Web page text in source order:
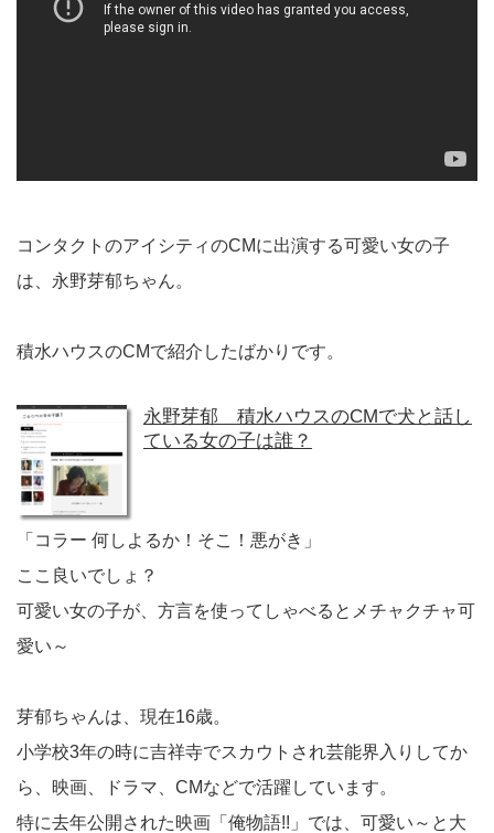
コンタクトのアイシティのCMに出演する可愛い女の子
は、永野芽郁ちゃん。
積水ハウスのCMで紹介したばかりです。
永野芽郁 積水ハウスのCMで犬と話し
ている女の子は誰？
「コラー 何しよるか！そこ！悪がき」
ここ良いでしょ？
可愛い女の子が、方言を使ってしゃべるとメチャクチャ可
愛い～
芽郁ちゃんは、現在16歳。
小学校3年の時に吉祥寺でスカウトされ芸能界入りしてか
ら、映画、ドラマ、CMなどで活躍しています。
特に去年公開された映画「俺物語!!」では、可愛い～と大